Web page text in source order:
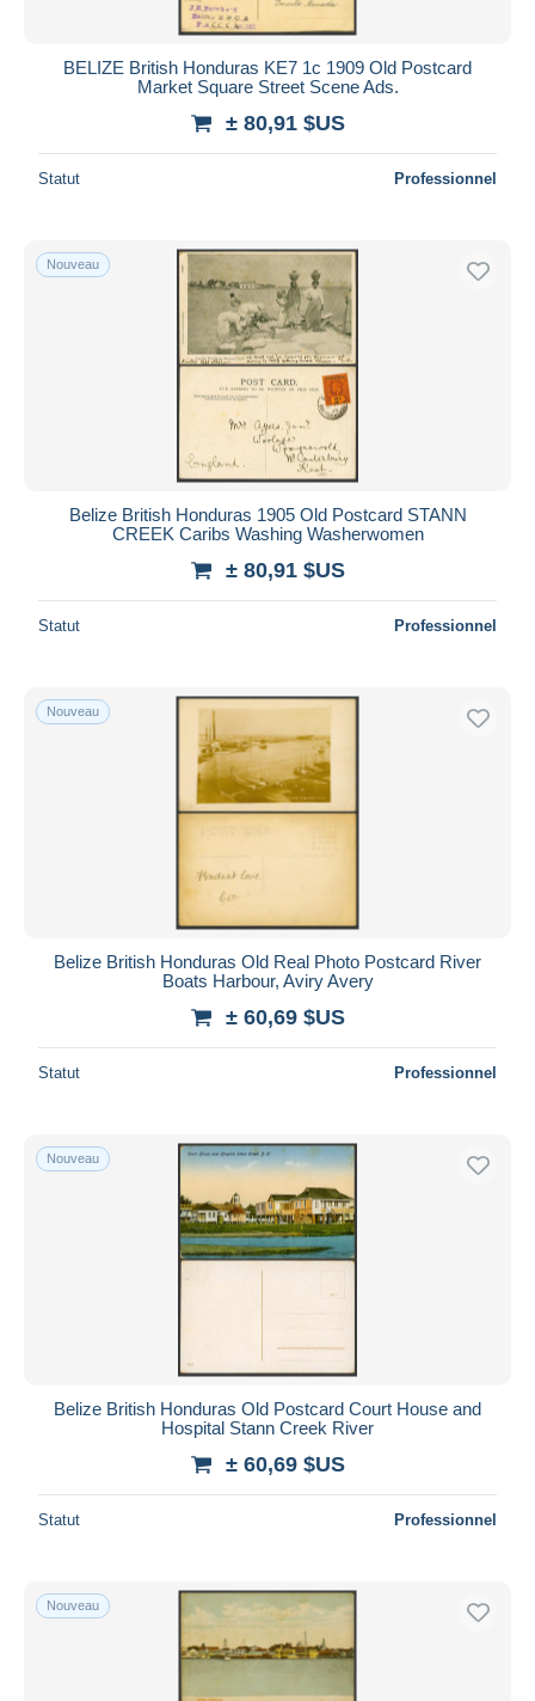
BELIZE British Honduras KE7 1c 1909 Old Postcard
Market Square Street Scene Ads.
± 80,91 $US
Statut Professionnel
Nouveau
Belize British Honduras 1905 Old Postcard STANN
CREEK Caribs Washing Washerwomen
± 80,91 $US
Statut Professionnel
Nouveau
Belize British Honduras Old Real Photo Postcard River
Boats Harbour, Aviry Avery
± 60,69 $US
Statut Professionnel
Nouveau
Belize British Honduras Old Postcard Court House and
Hospital Stann Creek River
± 60,69 $US
Statut Professionnel
Nouveau